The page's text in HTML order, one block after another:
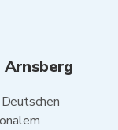
Arnsberg